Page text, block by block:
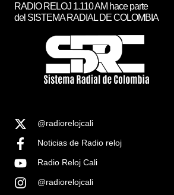
RADIO RELOJ 1.110 AM hace parte
del SISTEMA RADIAL DE COLOMBIA
@radiorelojcali
Noticias de Radio reloj
Radio Reloj Cali
@radiorelojcali